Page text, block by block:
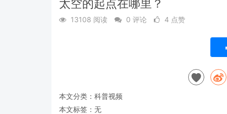
太空的起点在哪里？
13108 阅读 0 评论 4 点赞
本文分类： 科普视频
本文标签：无